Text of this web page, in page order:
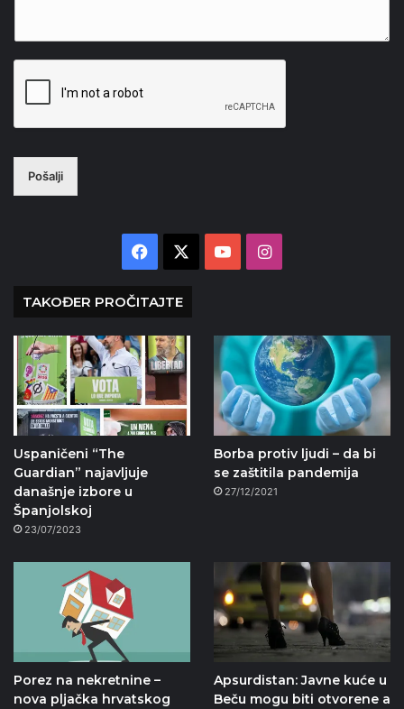
Pošalji
Facebook YouTubeInstagram
TAKOĐER PROČITAJTE
Uspaničeni “The
Guardian” najavljuje
današnje izbore u
Španjolskoj
23/07/2023
Borba protiv ljudi – da bi
se zaštitila pandemija
27/12/2021
Porez na nekretnine –
nova pljačka hrvatskog
Apsurdistan: Javne kuće u
Beču mogu biti otvorene a